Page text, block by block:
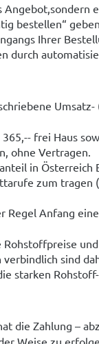
bestellen“
Ihrer
durch
frei Haus
ohne Vertragen.
in Österreich
zum tragen
Regel Anfang
und
sind
starken
die Zahlung –
Weise zu